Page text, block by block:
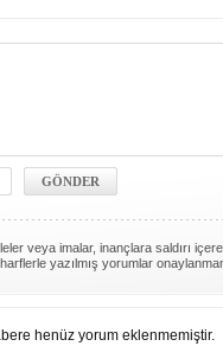
veya imalar, inançlara saldırı
yazılmış yorumlar
henüz yorum eklenmemiştir.